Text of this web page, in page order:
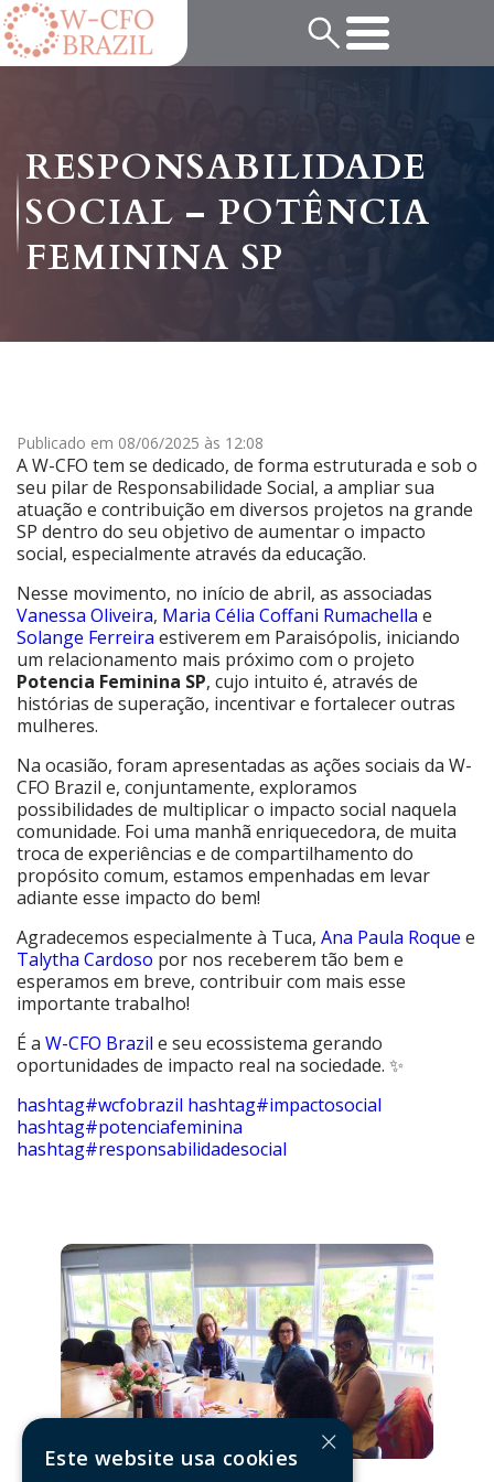
RESPONSABILIDADE
SOCIAL – POTÊNCIA
FEMININA SP
Publicado em 08/06/2025 às 12:08
A W-CFO tem se dedicado, de forma estruturada e sob o
seu pilar de Responsabilidade Social, a ampliar sua
atuação e contribuição em diversos projetos na grande
SP dentro do seu objetivo de aumentar o impacto
social, especialmente através da educação.
Nesse movimento, no início de abril, as associadas
Vanessa Oliveira, Maria Célia Coffani Rumachella e
Solange Ferreira estiverem em Paraisópolis, iniciando
um relacionamento mais próximo com o projeto
Potencia Feminina SP, cujo intuito é, através de
histórias de superação, incentivar e fortalecer outras
mulheres.
Na ocasião, foram apresentadas as ações sociais da W-
CFO Brazil e, conjuntamente, exploramos
possibilidades de multiplicar o impacto social naquela
comunidade. Foi uma manhã enriquecedora, de muita
troca de experiências e de compartilhamento do
propósito comum, estamos empenhadas em levar
adiante esse impacto do bem!
Agradecemos especialmente à Tuca, Ana Paula Roque e
Talytha Cardoso por nos receberem tão bem e
esperamos em breve, contribuir com mais esse
importante trabalho!
É a W-CFO Brazil e seu ecossistema gerando
oportunidades de impacto real na sociedade. ✨
hashtag#wcfobrazil hashtag#impactosocial
hashtag#potenciafeminina
hashtag#responsabilidadesocial
×
Este website usa cookies